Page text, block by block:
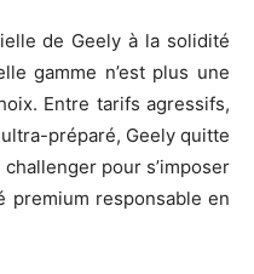
de Geely à la solidité
gamme n’est plus une
Entre tarifs agressifs,
préparé, Geely quitte
pour s’imposer
premium responsable en